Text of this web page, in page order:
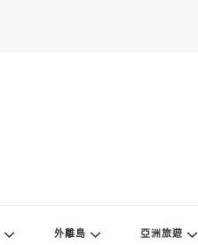
外離島 亞洲旅遊